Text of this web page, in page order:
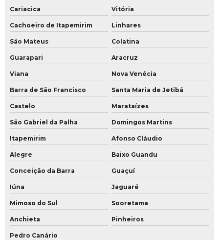
Segurança patrimonial e privada
Segurança patrimonial sp
Segurança patrimonial valor
Segurança patrimonial
Serviço de gerenciamento de proteção executiva
Serviço de gestão de departamento de segurança
Serviço de gestão de proteção executiva
Serviço de outsourcing de segurança corporativa
Serviço de outsourcing de segurança executiva
Serviço de outsourcing de segurança privada
Serviço de outsourcing de segurança
Cariacica Vitória
Cachoeiro de Itapemirim Linhares
São Mateus Colatina
Guarapari Aracruz
Viana Nova Venécia
Barra de São Francisco Santa Maria de Jetibá
Castelo Marataízes
São Gabriel da Palha Domingos Martins
Itapemirim Afonso Cláudio
Alegre Baixo Guandu
Conceição da Barra Guaçuí
Iúna Jaguaré
Mimoso do Sul Sooretama
Anchieta Pinheiros
Pedro Canário